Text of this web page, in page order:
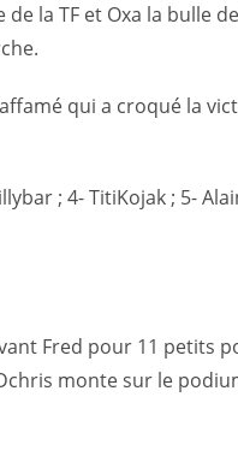
la TF et Oxa la bulle
qui a croqué la
; 4- TitiKojak ; 5-
Fred pour 11 petits
monte sur le